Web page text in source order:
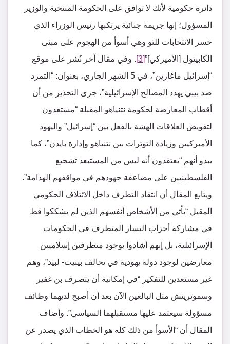
دائرة حكومية لأنك لا توافق على الحكومة المنتخبة والوزير
المسؤول؛ إنها جريمة جنائية يرتكبها رئيس الوزراء الذي
خسر الانتخابات للتو وهي أسوأ من الهجوم على مبنى
الكابيتول [الأميركي]”[3]
. وفي مقال آخر نُشر على موقع
“إسرائيل ماغازين”، في 5 الشهر الجاري، بعنوان: “التمرد
ضد بيبي يهدد المصالح الإسرائيلية”، جرى التحذير من أن
أقطاب المعارضة لحكومة نتنياهو المقبلة “مستعدون
لتقويض العلاقات الهشة بالفعل بين “إسرائيل” واليهود
الأميركيين وزيادة التوترات بين نتنياهو وإدارة بايدن”، كما
يبدو أنهم “يعتقدون أنه ليس من المستبعد تشجيع
الفلسطينيين على مضاعفة جهودهم في مواقفهم الهدامة”.
ويتابع المقال أن انتقاد التطرف داخل الائتلاف الحكومي
المقبل “يأتي من الأشخاص أنفسهم الذين لم يشككوا قط
في مشاركة أحزاب اليسار المتطرف في الحكومات
الإسرائيلية، بل إنهم أشادوا بوجود متطرفين إسلاميين
معارضين لوجود دولة يهودية في تحالف بينيت- لبيد”، وهم
غير مستعدين للتفكير “في إمكانية أن يتصرف بن غفير
وسموتريتش مثل البالغين الآن بعد أن أصبح لديهما وظائف
مسؤولة سيعتمد عليها مستقبلهما السياسي”. وأضاف
المقال أن “الأسوأ من ذلك كله هو الخطاب الذي يصدر عن